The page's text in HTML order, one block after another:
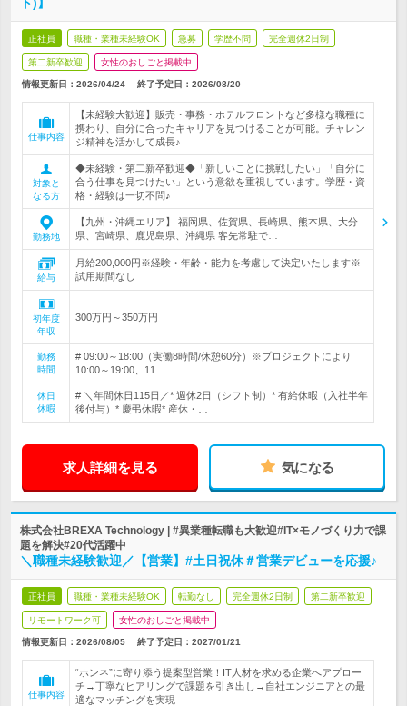
正社員 職種・業種未経験OK 急募 学歴不問 完全週休2日制
第二新卒歓迎 女性のおしごと掲載中
情報更新日：2026/04/24 終了予定日： 2026/08/20
仕事内容
【未経験大歓迎】販売・事務・ホテルフロントなど多様な職種に
携わり、自分に合ったキャリアを見つけることが可能。チャレン
ジ精神を活かして成長♪
対象と
なる方
◆未経験・第二新卒歓迎◆「新しいことに挑戦したい」「自分に
合う仕事を見つけたい」という意欲を重視しています。学歴・資
格・経験は一切不問♪
勤務地
【九州・沖縄エリア】 福岡県、佐賀県、長崎県、熊本県、大分
県、宮崎県、鹿児島県、沖縄県 客先常駐で…
給与
月給200,000円※経験・年齢・能力を考慮して決定いたします※
試用期間なし
初年度
年収
300万円～350万円
勤務
時間
# 09:00～18:00（実働8時間/休憩60分）※プロジェクトにより
10:00～19:00、11…
休日
休暇
# ＼年間休日115日／* 週休2日（シフト制）* 有給休暇（入社半年
後付与）* 慶弔休暇* 産休・…
求人詳細を見る 気になる
株式会社BREXA Technology | #異業種転職も大歓迎#IT×モノづくり力で課
題を解決#20代活躍中
＼職種未経験歓迎／【営業】#土日祝休＃営業デビューを応援♪
正社員 職種・業種未経験OK 転勤なし 完全週休2日制 第二新卒歓迎
リモートワーク可 女性のおしごと掲載中
情報更新日：2026/08/05 終了予定日： 2027/01/21
仕事内容
“ホンネ”に寄り添う提案型営業！IT人材を求める企業へアプロー
チ→丁寧なヒアリングで課題を引き出し→自社エンジニアとの最
適なマッチングを実現